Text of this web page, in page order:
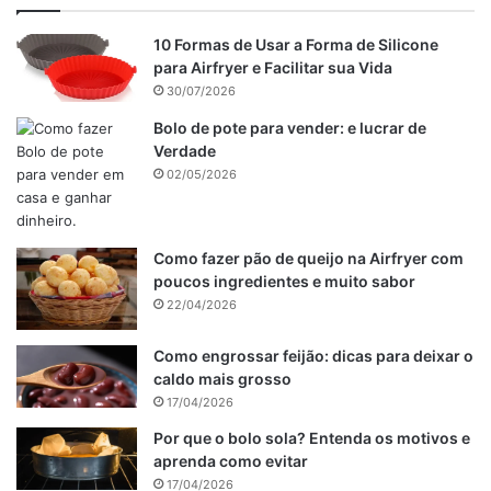
Benefícios da mousse de chocolate
light
10 Formas de Usar a Forma de Silicone
para Airfryer e Facilitar sua Vida
30/07/2026
Bolo de pote para vender: e lucrar de
Verdade
02/05/2026
Como fazer pão de queijo na Airfryer com
poucos ingredientes e muito sabor
22/04/2026
Como engrossar feijão: dicas para deixar o
caldo mais grosso
17/04/2026
Por que o bolo sola? Entenda os motivos e
aprenda como evitar
17/04/2026